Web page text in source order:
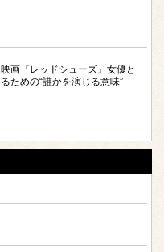
画『レッドシューズ』女優と
ための“誰かを演じる意味”